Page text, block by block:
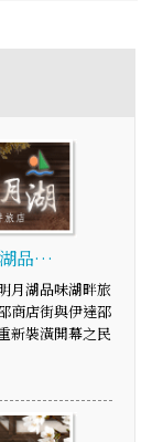
品…
月湖品味湖畔旅
商店街與伊達邵
新裝潢開幕之民